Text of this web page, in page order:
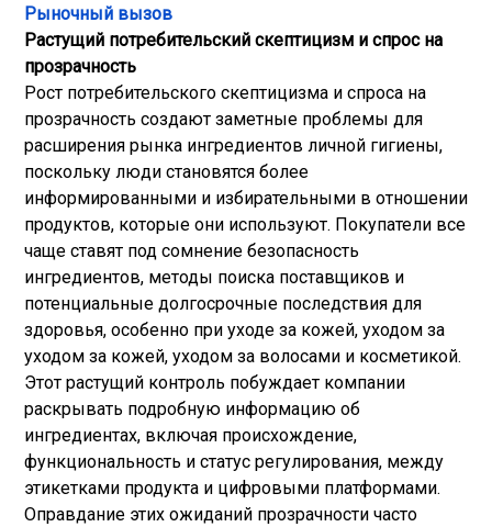
Рыночный вызов
Растущий потребительский скептицизм и спрос на
прозрачность
Рост потребительского скептицизма и спроса на
прозрачность создают заметные проблемы для
расширения рынка ингредиентов личной гигиены,
поскольку люди становятся более
информированными и избирательными в отношении
продуктов, которые они используют. Покупатели все
чаще ставят под сомнение безопасность
ингредиентов, методы поиска поставщиков и
потенциальные долгосрочные последствия для
здоровья, особенно при уходе за кожей, уходом за
уходом за кожей, уходом за волосами и косметикой.
Этот растущий контроль побуждает компании
раскрывать подробную информацию об
ингредиентах, включая происхождение,
функциональность и статус регулирования, между
этикетками продукта и цифровыми платформами.
Оправдание этих ожиданий прозрачности часто